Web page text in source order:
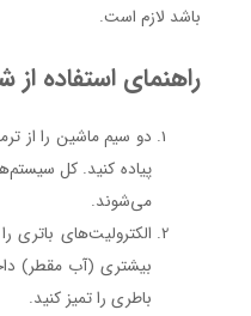
باشد لازم است.
راهنمای استفاده از
دو سیم ماشین را از
پیاده کنید. کل
می‌شوند.
الکترولیت‌های باتری
بیشتری (آب مقطر)
باطری را تمیز کنید.